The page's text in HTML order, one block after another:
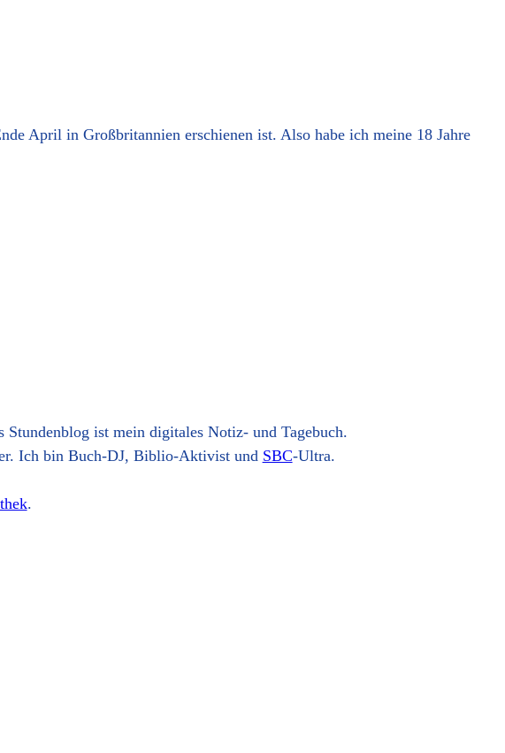
April in Großbritannien erschienen ist. Also habe ich meine 18 Jahre
Stundenblog ist mein digitales Notiz- und Tagebuch.
Ich bin Buch-DJ, Biblio-Aktivist und SBC-Ultra.
.